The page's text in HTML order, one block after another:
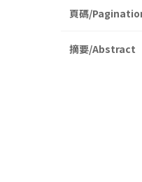
頁碼/
摘要/Abstract